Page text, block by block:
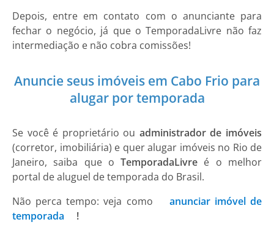
Depois, entre em contato com o anunciante para
fechar o negócio, já que o TemporadaLivre não faz
intermediação e não cobra comissões!
Anuncie seus imóveis em Cabo Frio para
alugar por temporada
Se você é proprietário ou administrador de imóveis
(corretor, imobiliária) e quer alugar imóveis no Rio de
Janeiro, saiba que oTemporadaLivre é o melhor
portal de aluguel de temporada do Brasil.
Não perca tempo: veja como
anunciar imóvel de
temporada
!